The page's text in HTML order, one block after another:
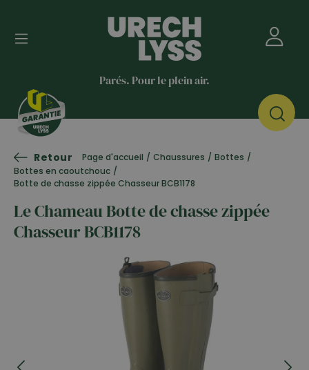
Parés. Pour le plein air.
Retour Page d'accueil / Chaussures / Bottes /
Bottes en caoutchouc /
Botte de chasse zippée Chasseur BCB1178
Le Chameau Botte de chasse zippée
Chasseur BCB1178